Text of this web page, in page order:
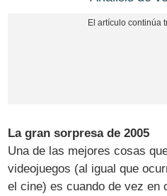
La gran sorpresa de 2005
Una de las mejores cosas
videojuegos (al igual que
el cine) es cuando de vez en